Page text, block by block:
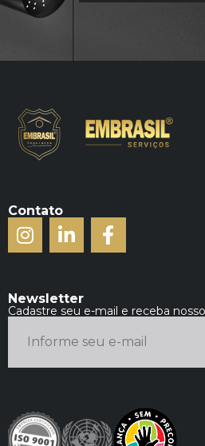
Contato
Newsletter
Cadastre seu e-mail e receba